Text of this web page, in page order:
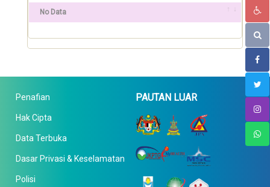
No Data
Penafian
Hak Cipta
Data Terbuka
Dasar Privasi & Keselamatan
Polisi
PAUTAN LUAR